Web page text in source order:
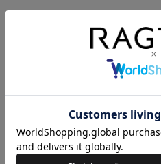
sacai